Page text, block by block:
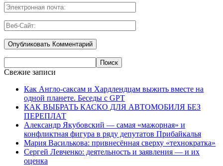
Свежие записи
Как Англо-саксам и Хардлендцам выжить вместе на
одной планете. Беседы с GPT
КАК ВЫБРАТЬ КАСКО ДЛЯ АВТОМОБИЛЯ БЕЗ
ПЕРЕПЛАТ
Александр Якубовский — самая «мажорная» и
конфликтная фигура в ряду депутатов Прибайкалья
Мария Василькова: привнесённая сверху «технократка»
Сергей Левченко: деятельность и заявления — и их
оценка